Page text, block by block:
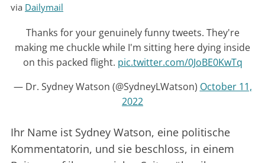
via Dailymail
Thanks for your genuinely funny tweets. They're
making me chuckle while I'm sitting here dying inside
on this packed flight. pic.twitter.com/0JoBE0KwTq
— Dr. Sydney Watson (@SydneyLWatson) October 11,
2022
Ihr Name ist Sydney Watson, eine politische
Kommentatorin, und sie beschloss, in einem